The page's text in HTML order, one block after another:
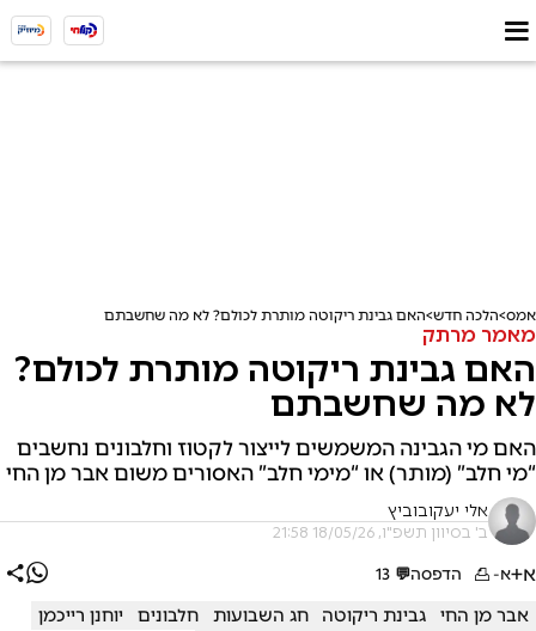
אמס הלכה חדש האם גבינת ריקוטה מותרת לכולם? לא מה שחשבתם
מאמר מרתק
האם גבינת ריקוטה מותרת לכולם?
לא מה שחשבתם
האם מי הגבינה המשמשים לייצור לקטוז וחלבונים נחשבים
“מי חלב” (מותר) או “מימי חלב” האסורים משום אבר מן החי
אלי יעקובוביץ
ב' בסיוון תשפ"ו, 18/05/26 21:58
א+א- הדפסה💬
13
אבר מן החי גבינת ריקוטה חג השבועות חלבונים
יוחנן רייכמן